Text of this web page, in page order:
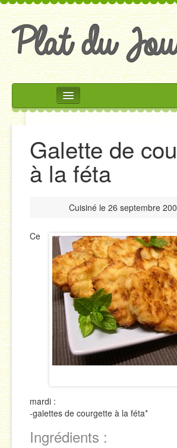
Accueil
Accompagnements
Desserts
Plats
Salades
Sauces
Soupes & Potages
Trucs & Astuces
Galette de
à la féta
Cuisiné le 26 septembre
Ce
mardi :
-galettes de courgette à la féta*
Ingrédients :